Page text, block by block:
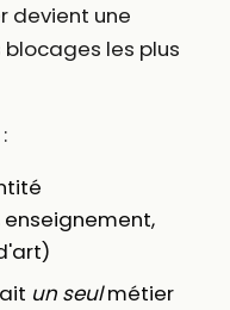
devient une
les plus
un seulmétier